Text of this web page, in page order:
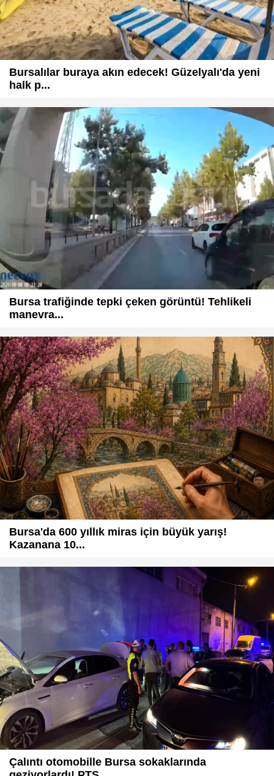
Bursalılar buraya akın edecek! Güzelyalı'da yeni
halk p...
Bursa trafiğinde tepki çeken görüntü! Tehlikeli
manevra...
Bursa'da 600 yıllık miras için büyük yarış!
Kazanana 10...
Çalıntı otomobille Bursa sokaklarında